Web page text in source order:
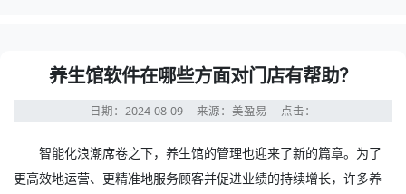
养生馆软件在哪些方面对门店有帮助？
日期：2024-08-09 来源：美盈易 点击：
智能化浪潮席卷之下，养生馆的管理也迎来了新的篇章。为了
更高效地运营、更精准地服务顾客并促进业绩的持续增长，许多养